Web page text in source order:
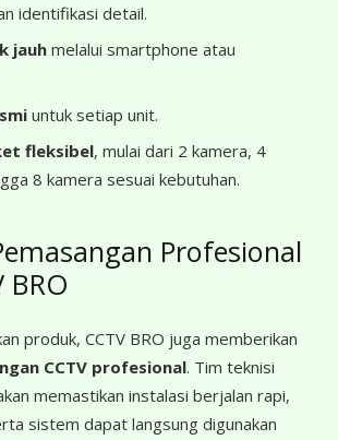
identifikasi detail.
jauh melalui smartphone atau
untuk setiap unit.
fleksibel, mulai dari 2 kamera, 4
8 kamera sesuai kebutuhan.
Profesional
BRO
produk, CCTV BRO juga memberikan
CCTV profesional. Tim teknisi
memastikan instalasi berjalan rapi,
sistem dapat langsung digunakan